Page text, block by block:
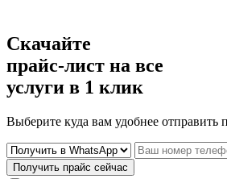
Скачайте
прайс-лист на все
услуги в 1 клик
Выберите куда вам удобнее отправить
Получить прайс сейчас